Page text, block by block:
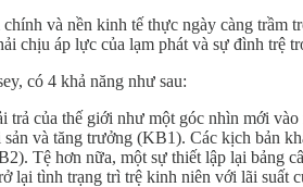
và nền kinh tế thực ngày càng
chịu áp lực của lạm phát và sự đình trệ
có 4 khả năng như sau:
trả của thế giới như một góc nhìn mới
và tăng trưởng (KB1). Các kịch bản
Tệ hơn nữa, một sự thiết lập lại bảng
lại tình trạng trì trệ kinh niên với lãi